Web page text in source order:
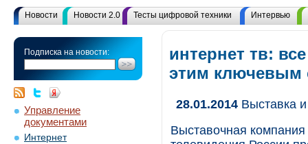
Новости Новости 2.0 Тесты цифровой техники Интервью
Подписка на новости:
Управление
документами
Интернет
интернет тв:
этим ключевым
28.01.2014 Выставка
Выставочная